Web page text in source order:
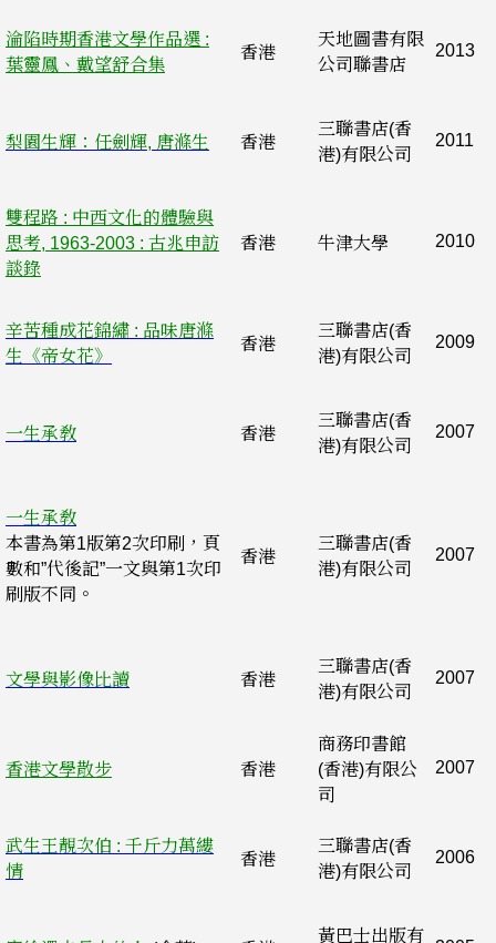
淪陷時期香港文學作品選 :
葉靈鳳、戴望舒合集
香港
天地圖書有限
公司聯書店
2013
梨園生輝：任劍輝, 唐滌生 香港
三聯書店(香
港)有限公司
2011
雙程路 : 中西文化的體驗與
思考, 1963-2003 : 古兆申訪
談錄
香港 牛津大學 2010
辛苦種成花錦繡 : 品味唐滌
生《帝女花》
香港
三聯書店(香
港)有限公司
2009
一生承敎 香港
三聯書店(香
港)有限公司
2007
一生承敎
本書為第1版第2次印刷，頁
數和”代後記”一文與第1次印
刷版不同。
香港
三聯書店(香
港)有限公司
2007
文學與影像比讀 香港
三聯書店(香
港)有限公司
2007
香港文學散步 香港
商務印書館
(香港)有限公
司
2007
武生王靚次伯 : 千斤力萬縷
情
香港
三聯書店(香
港)有限公司
2006
黃巴士出版有